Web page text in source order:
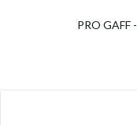
PRO GAFF